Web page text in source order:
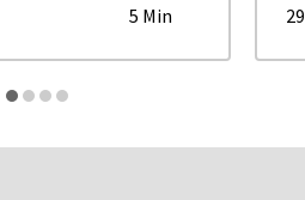
5 Min